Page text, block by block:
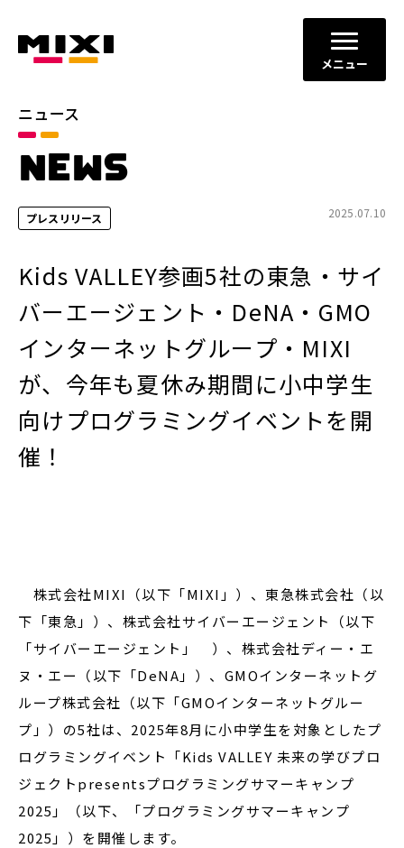
メニュー
ニュース
NEWS
プレスリリース 2025.07.10
Kids VALLEY参画5社の東急・サイ
バーエージェント・DeNA・GMO
インターネットグループ・MIXI
が、今年も夏休み期間に小中学生
向けプログラミングイベントを開
催！
株式会社MIXI（以下「MIXI」）、東急株式会社（以
下「東急」）、株式会社サイバーエージェント（以下
「サイバーエージェント」 ）、株式会社ディー・エ
ヌ・エー（以下「DeNA」）、GMOインターネットグ
ループ株式会社（以下「GMOインターネットグルー
プ」）の5社は、2025年8月に小中学生を対象としたプ
ログラミングイベント「Kids VALLEY 未来の学びプロ
ジェクトpresentsプログラミングサマーキャンプ
2025」（以下、「プログラミングサマーキャンプ
2025」）を開催します。
カテゴリ
お知らせ
2026年 2025年